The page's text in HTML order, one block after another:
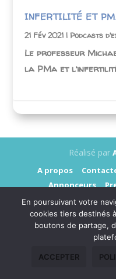
INFERTILITÉ ET
21 Fév 2021 | Podcasts
Le professeur
la PMa et
Réalisé par
A propos
Annonceurs
En poursuivant votre
cookies tiers destinés
boutons de partage,
ACCEPTER